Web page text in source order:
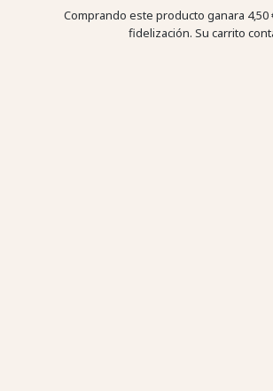
Comprando este producto ganara 4,50
fidelización. Su carrito